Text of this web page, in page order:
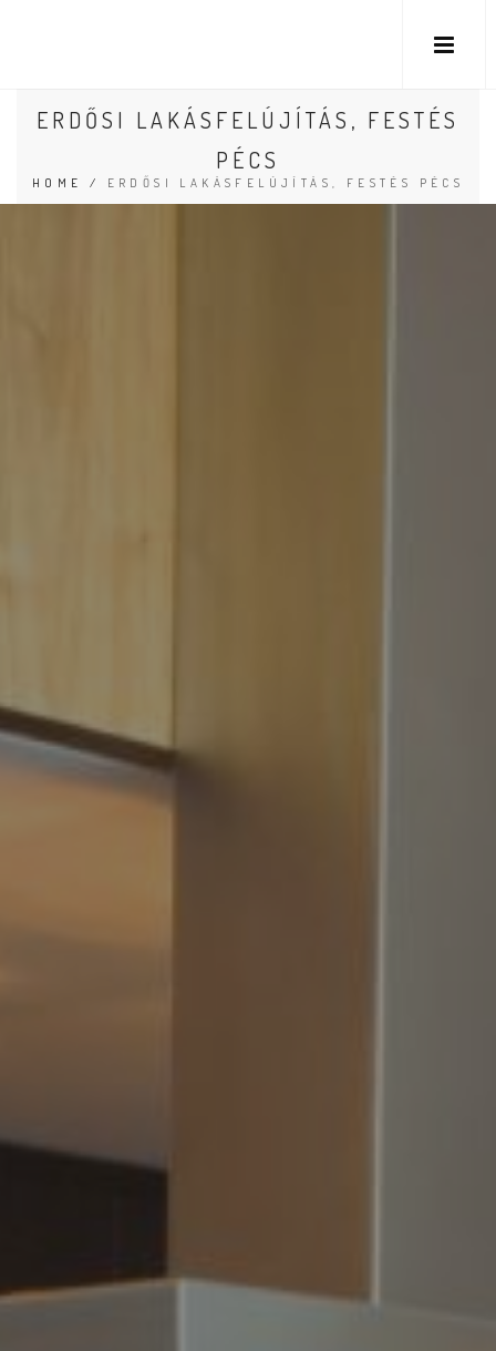
ERDŐSI LAKÁSFELÚJÍTÁS, FESTÉS
PÉCS
HOME / ERDŐSI LAKÁSFELÚJÍTÁS, FESTÉS PÉCS